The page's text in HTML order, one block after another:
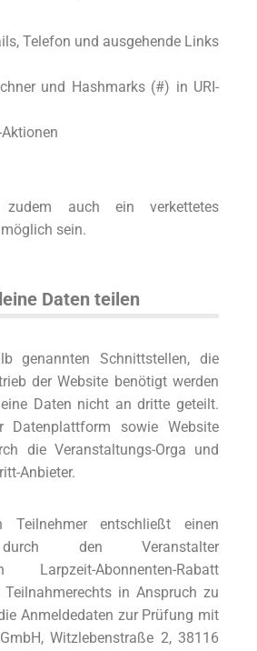
Telefon und ausgehende Links
und Hashmarks (#) in URI-
zudem auch ein verkettetes
sein.
Daten teilen
genannten Schnittstellen, die
der Website benötigt werden
Daten nicht an dritte geteilt.
Datenplattform sowie Website
die Veranstaltungs-Orga und
Anbieter.
entschließt einen
durch den Veranstalter
Larpzeit-Abonnenten-Rabatt
in Anspruch zu
Anmeldedaten zur Prüfung mit
Witzlebenstraße 2, 38116